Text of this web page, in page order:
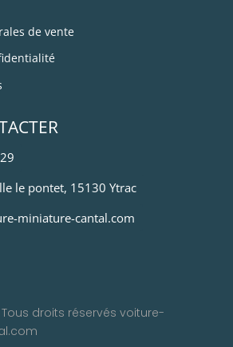
de vente
le pontet, 15130 Ytrac
miniature-cantal.com
droits réservés voiture-